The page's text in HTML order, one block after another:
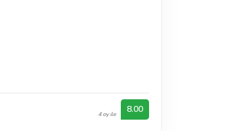
4 oy ile 8.00